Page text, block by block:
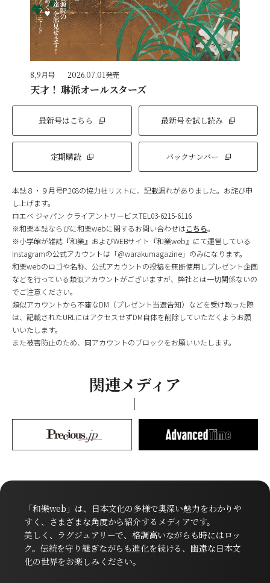
8,9月号 2026.07.01発売
天才！ 琳派オールスターズ
最新号はこちら 最新号を試し読み
定期購読 バックナンバー
本誌８・９月号P.208の協力社リストに、記載漏れがありました。お詫び申
し上げます。
ロエベ ジャパン クライアントサービスTEL03-6215-6116
※和樂本誌ならびに和樂webに関するお問い合わせはこちら。
※小学館が雑誌『和樂』およびWEBサイト『和樂web』にて運営している
Instagramの公式アカウントは「@warakumagazine」のみになります。
和樂webのロゴや名称、公式アカウントの投稿を無断使用しプレゼント企画
などを行っている類似アカウントがございますが、弊社とは一切関係ないの
でご注意ください。
類似アカウントから不審なDM（プレゼント当選告知）などを受け取った際
は、記載されたURLにはアクセスせずDM自体を削除していただくようお願
いいたします。
また被害防止のため、同アカウントのブロックをお願いいたします。
関連メディア
「和樂web」は、日本文化の多様で奥深い魅力をわかりや
すく、さまざまな角度から紹介するメディアです。
美しく、ラグジュアリーで、格調高いながらも時にはロッ
ク。伝統を守り継ぎながらも進化を続ける、幽遠な日本文
化の世界をお楽しみください。